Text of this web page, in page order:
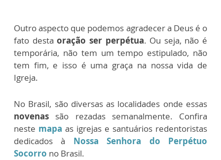
Outro aspecto que podemos agradecer a Deus é o
fato destaoração ser perpétua. Ou seja, não é
temporária, não tem um tempo estipulado, não
tem fim, e isso é uma graça na nossa vida de
Igreja.
No Brasil, são diversas as localidades onde essas
novenas são rezadas semanalmente. Confira
neste mapa as igrejas e santuários redentoristas
dedicados à Nossa Senhora do Perpétuo
Socorro no Brasil.